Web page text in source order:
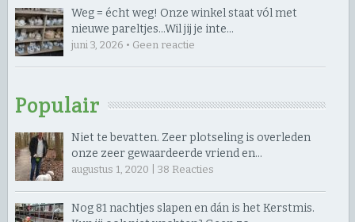
Weg = écht weg! Onze winkel staat vól met
nieuwe pareltjes… ​Wil jij je inte…
juni 3, 2026 • Geen reactie
Populair
Niet te bevatten. Zeer plotseling is overleden
onze zeer gewaardeerde vriend en…
augustus 1, 2020 | 38 Reacties
Nog 81 nachtjes slapen en dán is het Kerstmis.